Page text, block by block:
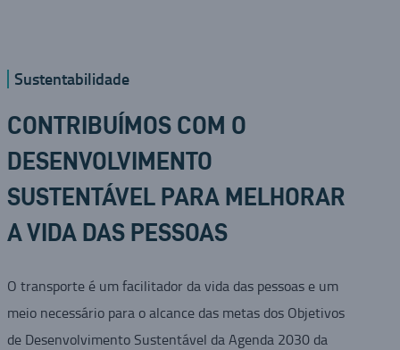
Sustentabilidade
CONTRIBUÍMOS COM O
DESENVOLVIMENTO
SUSTENTÁVEL PARA MELHORAR
A VIDA DAS PESSOAS
O transporte é um facilitador da vida das pessoas e um
meio necessário para o alcance das metas dos Objetivos
de Desenvolvimento Sustentável da Agenda 2030 da